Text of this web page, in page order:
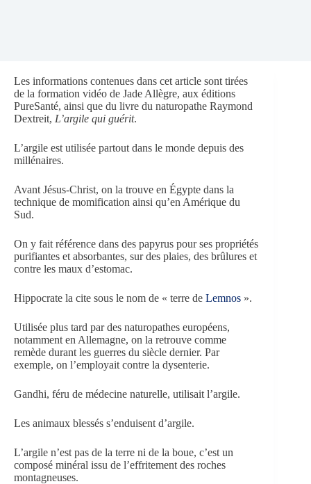
Les informations contenues dans cet article sont tirées
de la formation vidéo de Jade Allègre, aux éditions
PureSanté, ainsi que du livre du naturopathe Raymond
Dextreit, L’argile qui guérit.
L’argile est utilisée partout dans le monde depuis des
millénaires.
Avant Jésus-Christ, on la trouve en Égypte dans la
technique de momification ainsi qu’en Amérique du
Sud.
On y fait référence dans des papyrus pour ses propriétés
purifiantes et absorbantes, sur des plaies, des brûlures et
contre les maux d’estomac.
Hippocrate la cite sous le nom de « terre de Lemnos ».
Utilisée plus tard par des naturopathes européens,
notamment en Allemagne, on la retrouve comme
remède durant les guerres du siècle dernier. Par
exemple, on l’employait contre la dysenterie.
Gandhi, féru de médecine naturelle, utilisait l’argile.
Les animaux blessés s’enduisent d’argile.
L’argile n’est pas de la terre ni de la boue, c’est un
composé minéral issu de l’effritement des roches
montagneuses.